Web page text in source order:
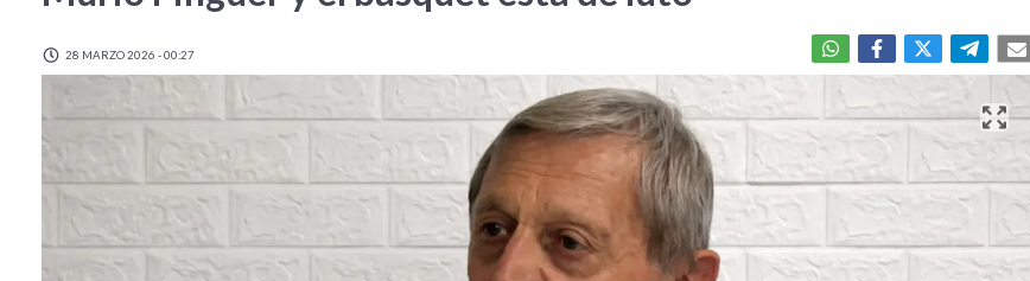
28 MARZO 2026 - 00:27